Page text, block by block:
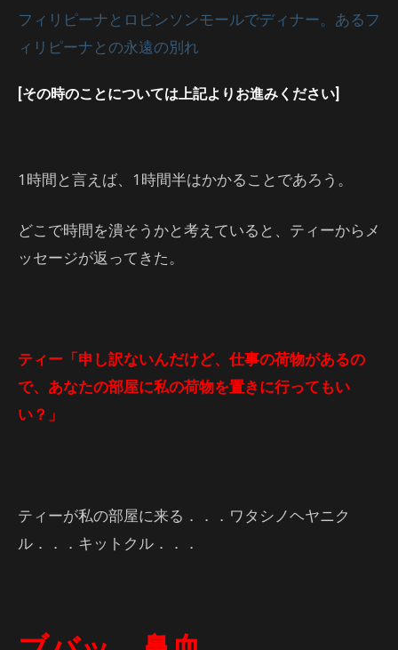
フィリピーナとロビンソンモールでディナー。あるフ
ィリピーナとの永遠の別れ
[その時のことについては上記よりお進みください]
1時間と言えば、1時間半はかかることであろう。
どこで時間を潰そうかと考えていると、ティーからメ
ッセージが返ってきた。
ティー「申し訳ないんだけど、仕事の荷物があるの
で、あなたの部屋に私の荷物を置きに行ってもい
い？」
ティーが私の部屋に来る．．．ワタシノヘヤニク
ル．．．キットクル．．．